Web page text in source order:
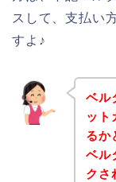
スして、支払い
すよ♪
ベル
ット
るか
ベル
クさ